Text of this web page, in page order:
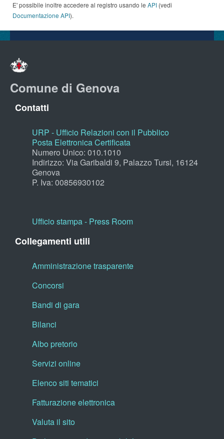
E' possibile inoltre accedere al registro usando le API (vedi
Documentazione API).
Comune di Genova
Contatti
URP - Ufficio Relazioni con il Pubblico
Posta Elettronica Certificata
Numero Unico: 010.1010
Indirizzo: Via Garibaldi 9, Palazzo Tursi, 16124
Genova
P. Iva: 00856930102
Ufficio stampa - Press Room
Collegamenti utili
Amministrazione trasparente
Concorsi
Bandi di gara
Bilanci
Albo pretorio
Servizi online
Elenco siti tematici
Fatturazione elettronica
Valuta il sito